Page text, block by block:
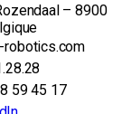
– 8900
robotics.com
59 45 17